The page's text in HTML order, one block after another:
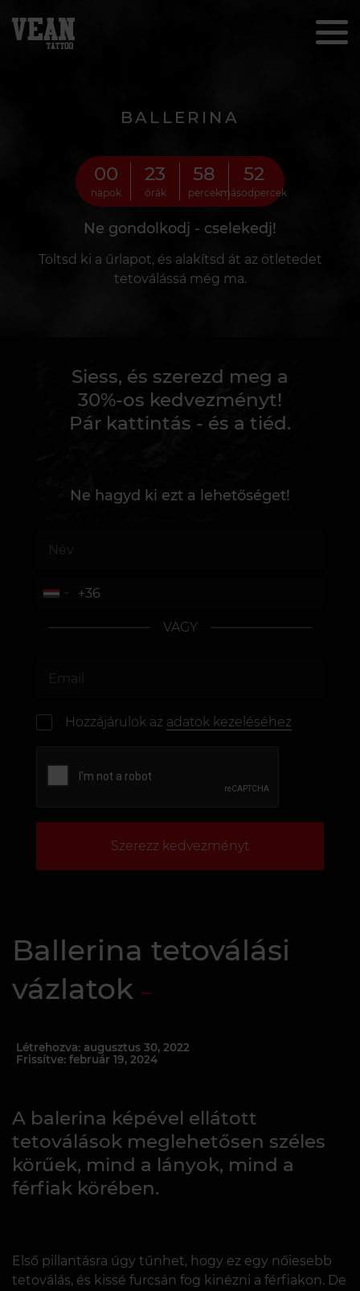
BALLERINA
00
napok
23
órák
58
percek
51
másodpercek
Ne gondolkodj - cselekedj!
Töltsd ki a űrlapot, és alakítsd át az ötletedet
tetoválássá még ma.
Siess, és szerezd meg a
30%-os kedvezményt!
Pár kattintás - és a tiéd.
Ne hagyd ki ezt a lehetőséget!
VAGY
Hozzájárulok az adatok kezeléséhez
Szerezz kedvezményt
Ballerina tetoválási
vázlatok
Létrehozva: augusztus 30, 2022
Frissítve: február 19, 2024
A balerina képével ellátott
tetoválások meglehetősen széles
körűek, mind a lányok, mind a
férfiak körében.
Első pillantásra úgy tűnhet, hogy ez egy nőiesebb
tetoválás, és kissé furcsán fog kinézni a férfiakon. De